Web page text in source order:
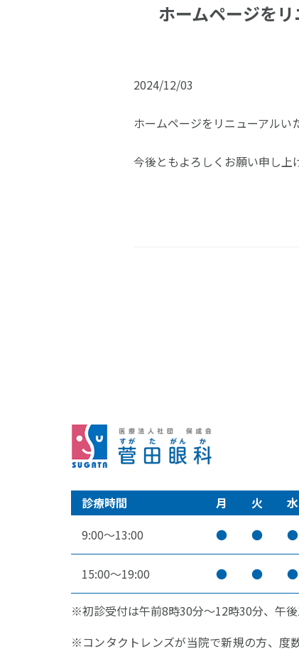
ホームページをリ
2024/12/03
ホームページをリニューアルい
今後ともよろしくお願い申し上
診療時間 月 火 水
9:00～13:00
● ● ●
15:00～19:00 ● ● ●
※初診受付は午前8時30分～12時30分、午後
※コンタクトレンズが当院で新規の方、度